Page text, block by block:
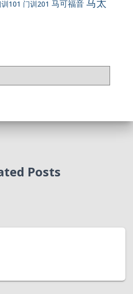
训101 门训201 马可福音马太
Posts